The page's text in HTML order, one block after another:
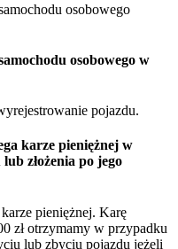
osobowego
osobowego w
pojazdu.
karze pieniężnej w
złożenia po jego
pieniężnej. Karę
zł otrzymamy w przypadku
lub zbyciu pojazdu jeżeli